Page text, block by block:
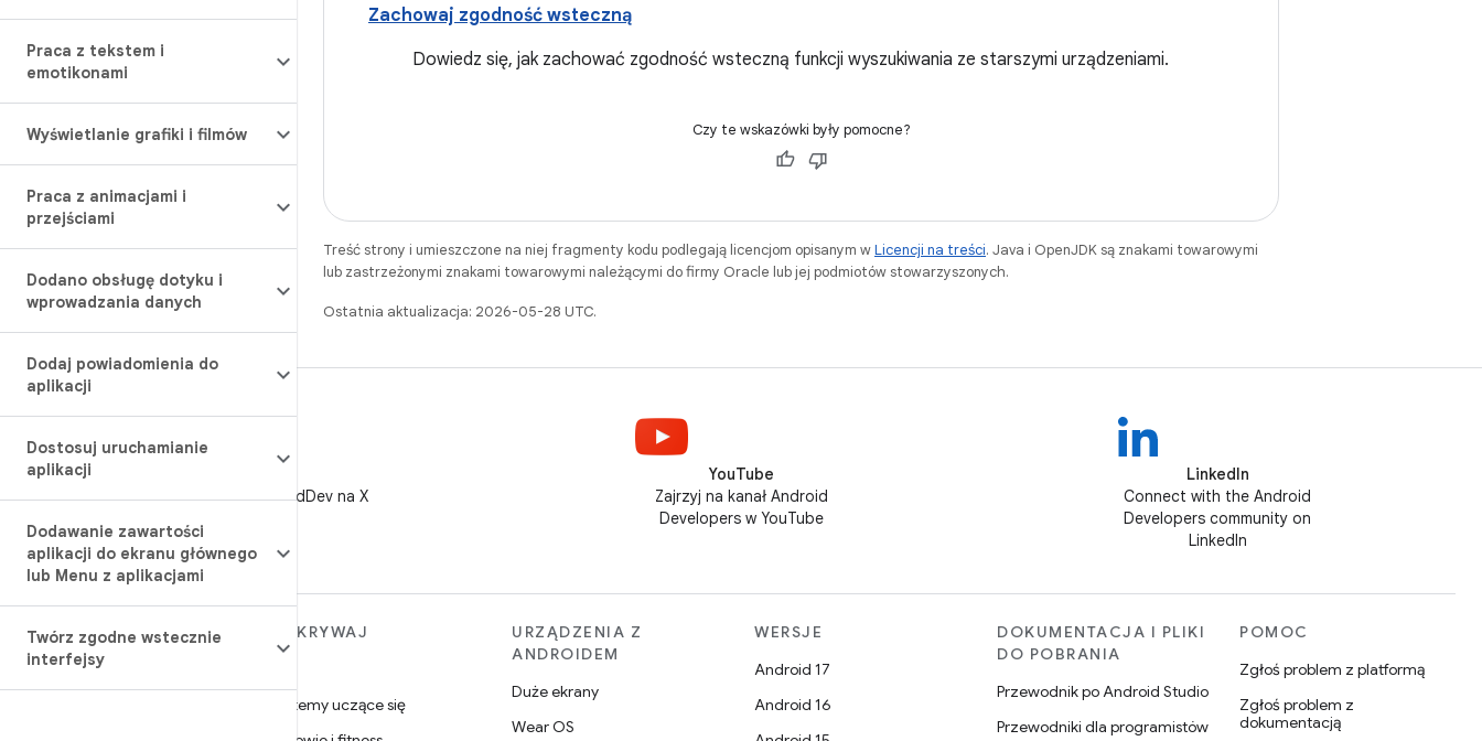
Praca z tekstem i
emotikonami
Wyświetlanie grafiki i filmów
Praca z animacjami i
przejściami
Dodano obsługę dotyku i
wprowadzania danych
Dodaj powiadomienia do
aplikacji
Dostosuj uruchamianie
aplikacji
Dodawanie zawartości
aplikacji do ekranu głównego
lub Menu z aplikacjami
Twórz zgodne wstecznie
interfejsy
Zachowaj zgodność wsteczną
Dowiedz się, jak zachować zgodność wsteczną funkcji wyszukiwania ze starszymi urządzeniami.
Czy te wskazówki były pomocne?
Treść strony i umieszczone na niej fragmenty kodu podlegają licencjom opisanym wLicencji na treści. Java i OpenJDK są znakami towarowymi
lub zastrzeżonymi znakami towarowymi należącymi do firmy Oracle lub jej podmiotów stowarzyszonych.
Ostatnia aktualizacja: 2026-05-28 UTC.
Obserwuj @AndroidDev na X
YouTube
Zajrzyj na kanał Android
Developers w YouTube
LinkedIn
Connect with the Android
Developers community on
LinkedIn
WIĘCEJ INFORMACJI O
ANDROIDZIE
Android
ODKRYWAJ
Systemy uczące się
URZĄDZENIA Z
ANDROIDEM
Duże ekrany
Wear OS
WERSJE
Android 17
Android 16
DOKUMENTACJA I PLIKI
DO POBRANIA
Przewodnik po Android Studio
Przewodniki dla programistów
POMOC
Zgłoś problem z platformą
Zgłoś problem z
dokumentacją